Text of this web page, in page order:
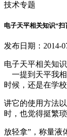
技术专题
电子天平相关知识“扫
发布日期：2014-
电子天平相关知
一提到天平我相
时候，还是在学
讲它的使用方法
时，也觉得挺繁
放轻拿”，称量液